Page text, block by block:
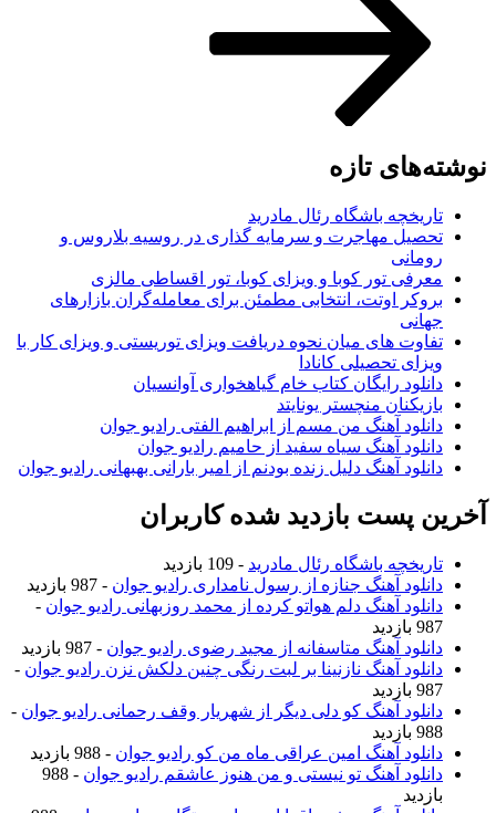
نوشته‌های تازه
تاریخچه باشگاه رئال مادرید
تحصیل مهاجرت و سرمایه گذاری در روسیه بلاروس و
رومانی
معرفی تور کوبا و ویزای کوبا، تور اقساطی مالزی
بروکر اوتت، انتخابی مطمئن برای معامله‌گران بازارهای
جهانی
تفاوت های میان نحوه دریافت ویزای توریستی و ویزای کار با
ویزای تحصیلی کانادا
دانلود رایگان کتاب خام گیاهخواری آوانسیان
بازیکنان منچستر یونایتد
دانلود آهنگ من مسم از ابراهیم الفتی رادیو جوان
دانلود آهنگ سیاه سفید از حامیم رادیو جوان
دانلود آهنگ دلیل زنده بودنم از امیر بارانی بهبهانی رادیو جوان
آخرین پست بازدید شده کاربران
تاریخچه باشگاه رئال مادرید - 109 بازدید
دانلود آهنگ جنازه از رسول نامداری رادیو جوان - 987 بازدید
دانلود آهنگ دلم هواتو کرده از محمد روزبهانی رادیو جوان -
987 بازدید
دانلود آهنگ متاسفانه از مجید رضوی رادیو جوان - 987 بازدید
دانلود آهنگ نازنینا بر لبت رنگی چنین دلکش نزن رادیو جوان -
987 بازدید
دانلود آهنگ کو دلی دیگر از شهریار وقف رحمانی رادیو جوان -
988 بازدید
دانلود آهنگ امین عراقی ماه من کو رادیو جوان - 988 بازدید
دانلود آهنگ تو نیستی و من هنوز عاشقم رادیو جوان
- 988
بازدید